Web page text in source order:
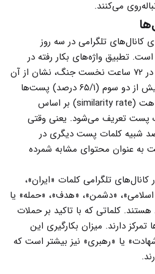
می‌‌کنند.
کانال‌های تلگرامی در سه روز
تطبیق واژه‌های بکار رفته در
۴۴۶۱۵ پست دارای متن که در در ۷۲ ساعت نخست جنگ، نشان از آن
دارد که نرخ شباهت متن در بیش از دو سوم (۶۵/۱ درصد) پست‌ها
بالای ۹۵ درصد است. نرخ شباهت (similarity rate) بر اساس
پست تعریف می‌شود. یعنی وقتی
یک پست بالای ۹۵ درصد شبیه کلمات پست دیگری در
به عنوان محتوای مشابه شمرده
کانال‌های تلگرامی کلمات «ایران»،
اسلامی»، «دشمن»، «هدف»، «حمله» یا
کلماتی که با تاکید بر حملات
دارند. میزان بکارگیری این
یا «رهبری» نیز بیشتر است که